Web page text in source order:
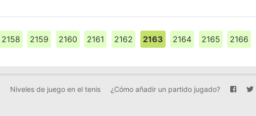
2158 2159 2160 2161 2162 2163 2164 2165 2166
Niveles de juego en el tenis ¿Cómo añadir un partido jugado?